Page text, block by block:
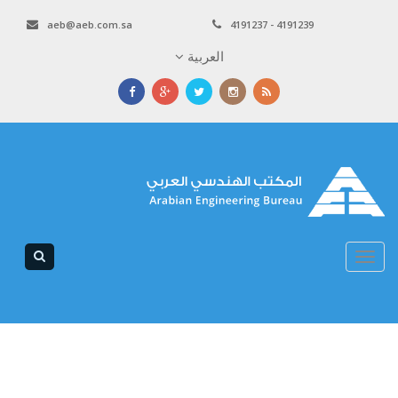
4191237 - 4191239
aeb@aeb.com.sa
العربية
Toggle
navigation